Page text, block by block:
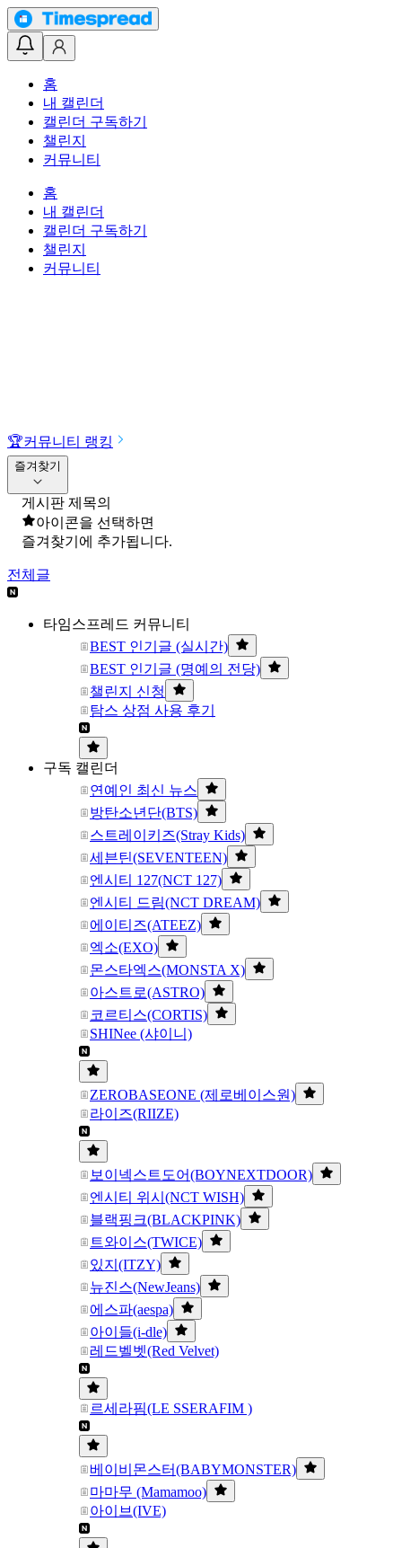
홈
내 캘린더
캘린더 구독하기
챌린지
커뮤니티
홈
내 캘린더
캘린더 구독하기
챌린지
커뮤니티
🏆커뮤니티 랭킹
즐겨찾기
게시판 제목의
아이콘을 선택하면
즐겨찾기에 추가됩니다.
전체글
타임스프레드 커뮤니티
BEST 인기글 (실시간)
BEST 인기글 (명예의 전당)
챌린지 신청
탐스 상점 사용 후기
구독 캘린더
연예인 최신 뉴스
방탄소년단(BTS)
스트레이키즈(Stray Kids)
세븐틴(SEVENTEEN)
엔시티 127(NCT 127)
엔시티 드림(NCT DREAM)
에이티즈(ATEEZ)
엑소(EXO)
몬스타엑스(MONSTA X)
아스트로(ASTRO)
코르티스(CORTIS)
SHINee (샤이니)
ZEROBASEONE (제로베이스원)
라이즈(RIIZE)
보이넥스트도어(BOYNEXTDOOR)
엔시티 위시(NCT WISH)
블랙핑크(BLACKPINK)
트와이스(TWICE)
있지(ITZY)
뉴진스(NewJeans)
에스파(aespa)
아이들(i-dle)
레드벨벳(Red Velvet)
르세라핌(LE SSERAFIM )
베이비몬스터(BABYMONSTER)
마마무 (Mamamoo)
아이브(IVE)